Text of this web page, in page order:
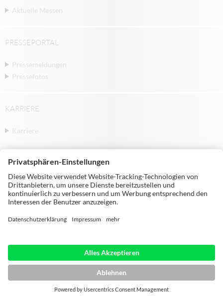
Aktuelle Messen
PRESSEPORTAL
Pressemeldungen
Pressefotos
KARRIERE
Karriere
97941 Tauberbischofsheim | Germany |
Telephone: +49 9341 860
IMPRESSUM DATENSCHUTZ AGB